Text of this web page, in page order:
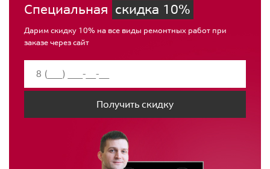
Специальная скидка 10%
Дарим скидку 10% на все виды ремонтных работ при
заказе через сайт
Получить скидку